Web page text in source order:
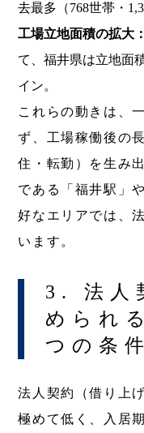
去最多（768世帯・
工場立地面積の拡大
て、福井県は立地面
イン。
これらの動きは、
ず、工場稼働後の
住・転勤）を生み
である「福井駅」
好なエリアでは、
います。
3. 法人
められ
つの条
法人契約（借り上
極めて低く、入居